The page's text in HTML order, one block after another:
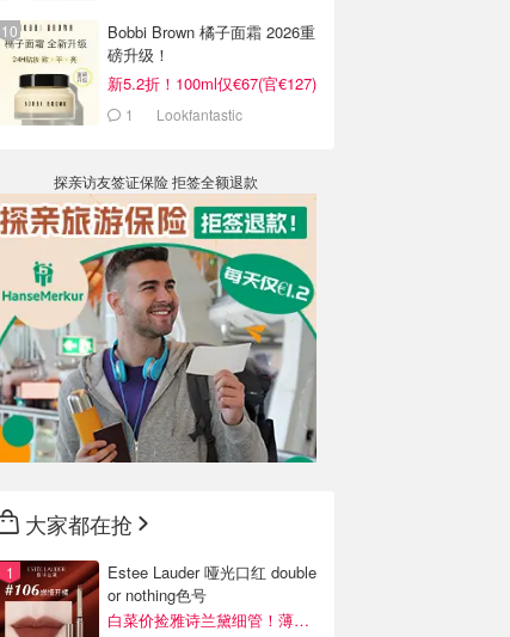
Bobbi Brown 橘子面霜 2026重
磅升级！
新5.2折！100ml仅€67(官€127)
1 Lookfantastic
探亲访友签证保险 拒签全额退款
大家都在抢
Estee Lauder 哑光口红 double
or nothing色号
白菜价捡雅诗兰黛细管！薄涂没毛病